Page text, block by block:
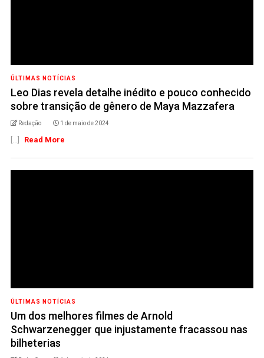
ÚLTIMAS NOTÍCIAS
Leo Dias revela detalhe inédito e pouco conhecido
sobre transição de gênero de Maya Mazzafera
Redação 1 de maio de 2024
[...] Read More
ÚLTIMAS NOTÍCIAS
Um dos melhores filmes de Arnold
Schwarzenegger que injustamente fracassou nas
bilheterias